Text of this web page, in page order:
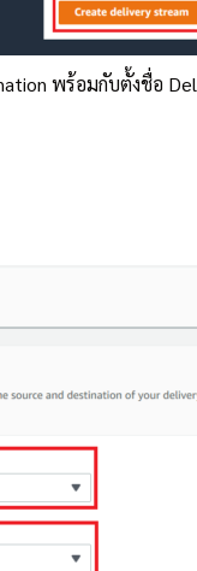
พร้อมกับตั้งชื่อ